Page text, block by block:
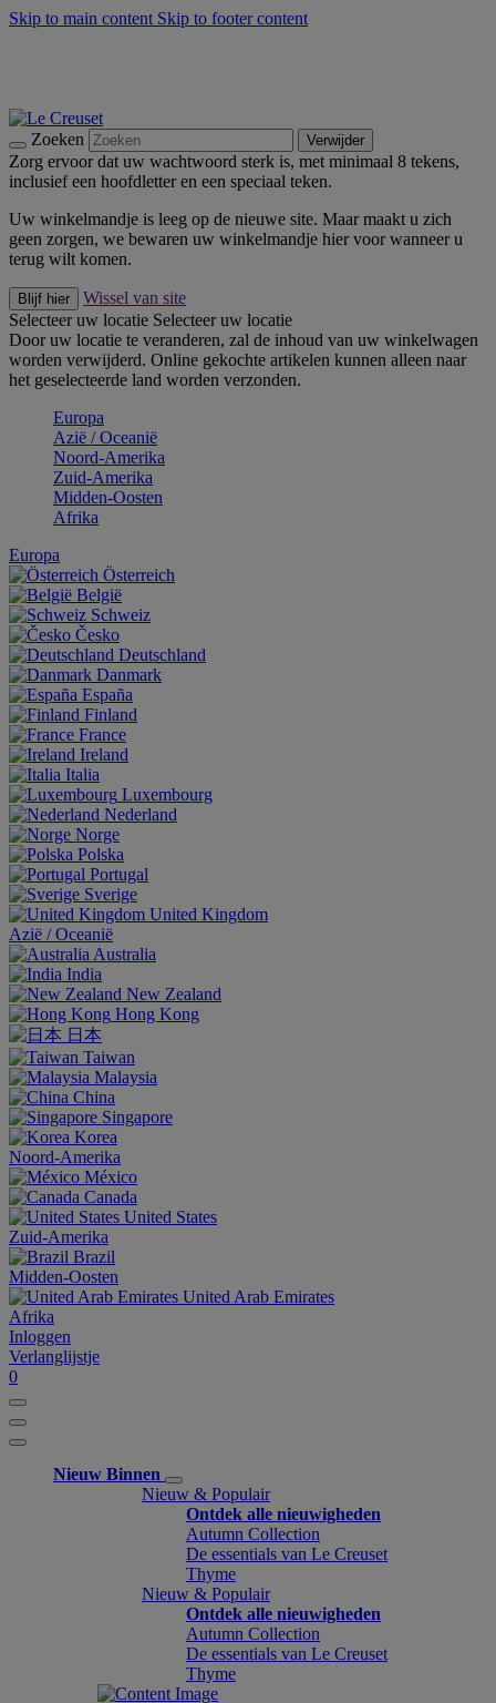
Skip to main content Skip to footer content
Zoeken Verwijder
Zorg ervoor dat uw wachtwoord sterk is, met minimaal 8 tekens,
inclusief een hoofdletter en een speciaal teken.
Uw winkelmandje is leeg op de nieuwe site. Maar maakt u zich
geen zorgen, we bewaren uw winkelmandje hier voor wanneer u
terug wilt komen.
Blijf hier
Wissel van site
Selecteer uw locatie Selecteer uw locatie
Door uw locatie te veranderen, zal de inhoud van uw winkelwagen
worden verwijderd. Online gekochte artikelen kunnen alleen naar
het geselecteerde land worden verzonden.
Europa
Aziё / Oceaniё
Noord-Amerika
Zuid-Amerika
Midden-Oosten
Afrika
Europa
Österreich
België
Schweiz
Česko
Deutschland
Danmark
España
Finland
France
Ireland
Italia
Luxembourg
Nederland
Norge
Polska
Portugal
Sverige
United Kingdom
Aziё / Oceaniё
Australia
India
New Zealand
Hong Kong
日本
Taiwan
Malaysia
China
Singapore
Korea
Noord-Amerika
México
Canada
United States
Zuid-Amerika
Brazil
Midden-Oosten
United Arab Emirates
Afrika
Inloggen
Verlanglijstje
0
Nieuw Binnen
Nieuw & Populair
Ontdek alle nieuwigheden
Autumn Collection
De essentials van Le Creuset
Thyme
Nieuw & Populair
Ontdek alle nieuwigheden
Autumn Collection
De essentials van Le Creuset
Thyme